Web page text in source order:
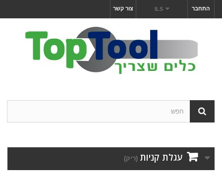
התחבר ILS צור קשר
עגלת קניות (ריק)